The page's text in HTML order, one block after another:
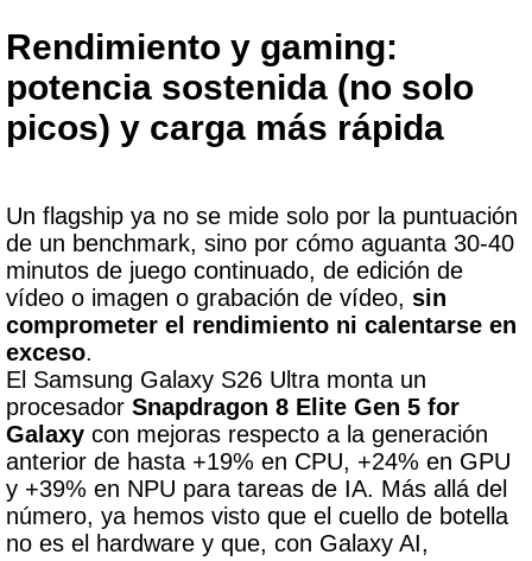
Rendimiento y gaming:
potencia sostenida (no solo
picos) y carga más rápida
Un flagship ya no se mide solo por la puntuación
de un benchmark, sino por cómo aguanta 30-40
minutos de juego continuado, de edición de
vídeo o imagen o grabación de vídeo, sin
comprometer el rendimiento ni calentarse en
exceso.
El Samsung Galaxy S26 Ultra monta un
procesador Snapdragon 8 Elite Gen 5 for
Galaxy con mejoras respecto a la generación
anterior de hasta +19% en CPU, +24% en GPU
y +39% en NPU para tareas de IA. Más allá del
número, ya hemos visto que el cuello de botella
no es el hardware y que, con Galaxy AI,